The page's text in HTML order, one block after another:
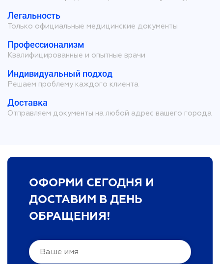
Легальность
Только официальные медицинские документы
Профессионализм
Квалифицированные и опытные врачи
Индивидуальный подход
Решаем проблему каждого клиента
Доставка
Отправляем документы на любой адрес вашего города
ОФОРМИ СЕГОДНЯ И
ДОСТАВИМ В ДЕНЬ
ОБРАЩЕНИЯ!